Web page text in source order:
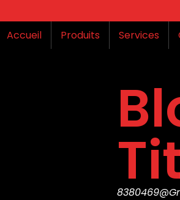
Accueil
Produits Services